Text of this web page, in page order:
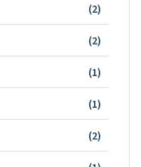
(2)
(2)
(1)
(1)
(2)